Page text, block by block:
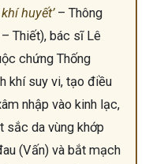
huyết’– Thông
Thiết), bác sĩ Lê
chứng Thống
khí suy vi, tạo điều
nhập vào kinh lạc,
sắc da vùng khớp
(Vấn) và bắt mạch